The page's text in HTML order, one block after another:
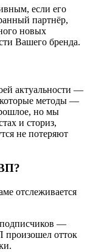
если его
партнёр,
новых
Вашего бренда.
актуальности —
методы —
но мы
и сториз,
не потеряют
отслеживается
подписчиков —
произошел отток